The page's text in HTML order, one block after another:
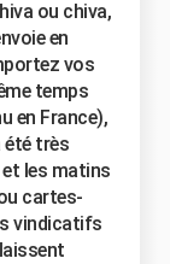
ou chiva,
en
vos
temps
en France),
été très
les matins
cartes-
vindicatifs